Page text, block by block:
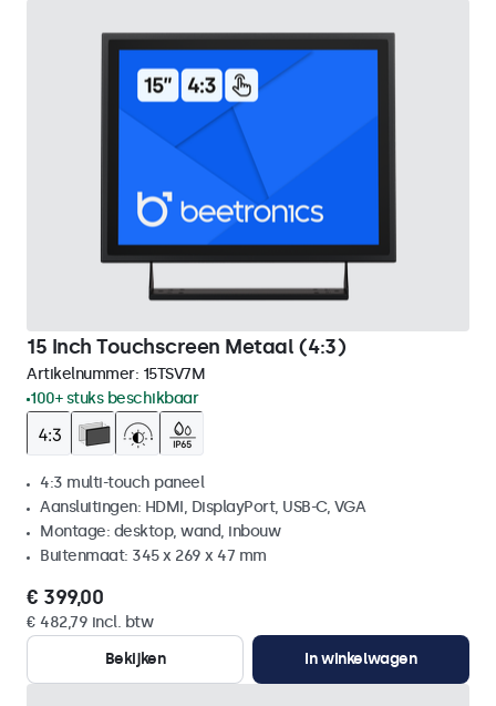
15 Inch Touchscreen Metaal (4:3)
Artikelnummer: 15TSV7M
100+ stuks beschikbaar
4:3 multi-touch paneel
Aansluitingen: HDMI, DisplayPort, USB-C, VGA
Montage: desktop, wand, inbouw
Buitenmaat: 345 x 269 x 47 mm
€ 399,00
€ 482,79 incl. btw
Bekijken
In winkelwagen